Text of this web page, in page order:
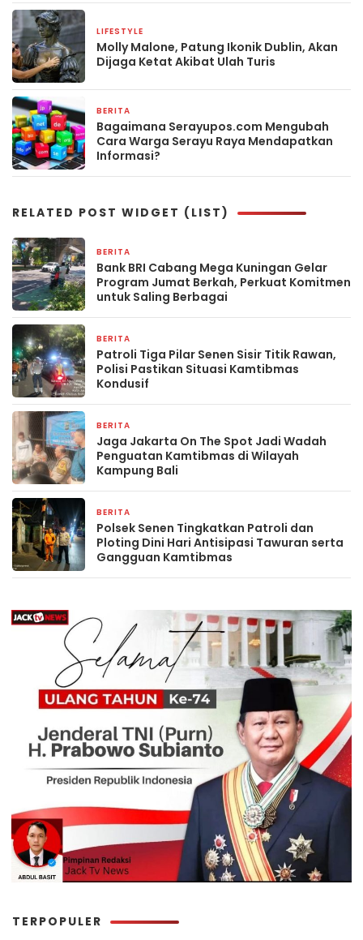
LIFESTYLE
Molly Malone, Patung Ikonik Dublin, Akan
Dijaga Ketat Akibat Ulah Turis
BERITA
Bagaimana Serayupos.com Mengubah
Cara Warga Serayu Raya Mendapatkan
Informasi?
RELATED POST WIDGET (LIST)
BERITA
Bank BRI Cabang Mega Kuningan Gelar
Program Jumat Berkah, Perkuat Komitmen
untuk Saling Berbagai
BERITA
Patroli Tiga Pilar Senen Sisir Titik Rawan,
Polisi Pastikan Situasi Kamtibmas
Kondusif
BERITA
Jaga Jakarta On The Spot Jadi Wadah
Penguatan Kamtibmas di Wilayah
Kampung Bali
BERITA
Polsek Senen Tingkatkan Patroli dan
Ploting Dini Hari Antisipasi Tawuran serta
Gangguan Kamtibmas
TERPOPULER